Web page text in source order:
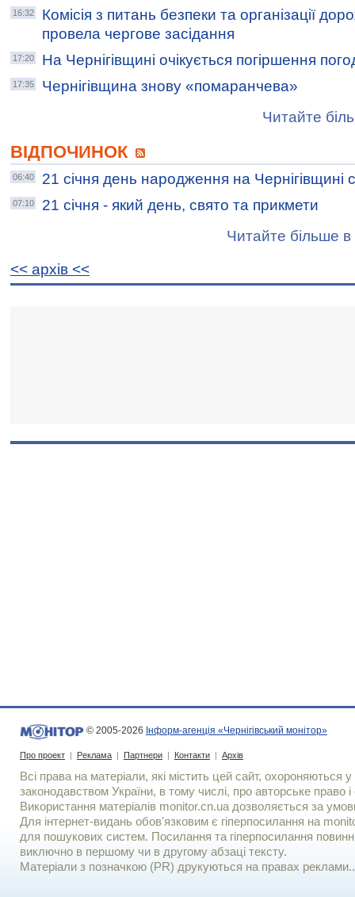
16:32
Комісія з питань безпеки та організації
провела чергове засідання
17:20 На Чернігівщині очікується погіршення
17:35
Чернігівщина знову «помаранчева»
Читайте
ВІДПОЧИНОК
06:40 21 січня день народження на Чернігівщині
07:10
21 січня - який день, свято та прикмети
Читайте більше в
<< архiв <<
© 2005-2026 Інформ-агенція «Чернігівський монітор»
Про проект | Реклама | Партнери | Контакти | Архів
Всі права на матеріали, які містить цей сайт, охороняються у
законодавством України, в тому числі, про авторське право і
Використання матерiалiв monitor.cn.ua дозволяється за
Для iнтернет-видань обов'язковим є гiперпосилання на
для пошукових систем. Посилання та гіперпосилання
виключно в першому чи в другому абзаці тексту.
Матеріали з позначкою (PR) друкуються на правах реклами..